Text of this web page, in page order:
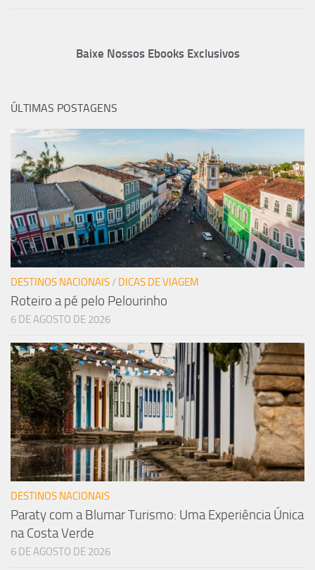
Baixe Nossos Ebooks Exclusivos
ÚLTIMAS POSTAGENS
DESTINOS NACIONAIS/ DICAS DE VIAGEM
Roteiro a pé pelo Pelourinho
6 DE AGOSTO DE 2026
DESTINOS NACIONAIS
Paraty com a Blumar Turismo: Uma Experiência Única
na Costa Verde
6 DE AGOSTO DE 2026